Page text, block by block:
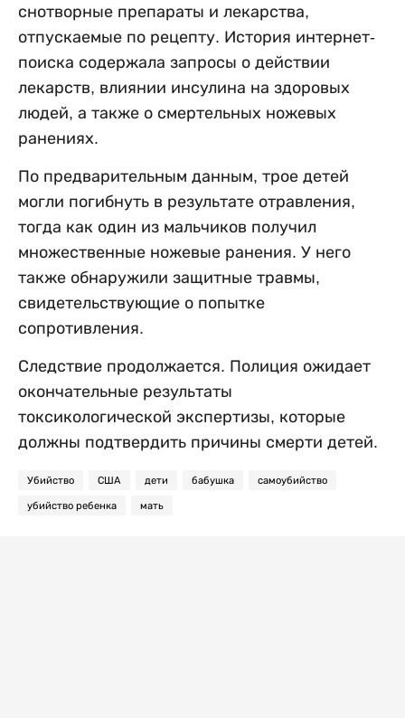
снотворные препараты и лекарства,
отпускаемые по рецепту. История интернет-
поиска содержала запросы о действии
лекарств, влиянии инсулина на здоровых
людей, а также о смертельных ножевых
ранениях.
По предварительным данным, трое детей
могли погибнуть в результате отравления,
тогда как один из мальчиков получил
множественные ножевые ранения. У него
также обнаружили защитные травмы,
свидетельствующие о попытке
сопротивления.
Следствие продолжается. Полиция ожидает
окончательные результаты
токсикологической экспертизы, которые
должны подтвердить причины смерти детей.
Убийство США дети бабушка самоубийство
убийство ребенка мать